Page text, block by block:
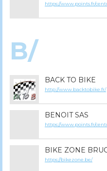
https://www.points.fr/
B/
BACK TO BIKE
http://www.backtobike.fr/
BENOIT SAS
https://www.points.fr/
BIKE ZONE
https://bikezone.be/